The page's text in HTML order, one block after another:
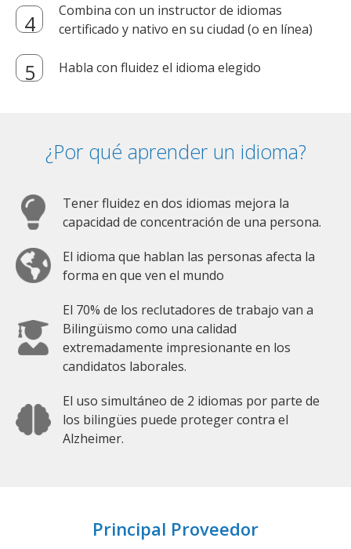
Combina con un instructor de idiomas
certificado y nativo en su ciudad (o en línea)
Habla con fluidez el idioma elegido
¿Por qué aprender un idioma?
Tener fluidez en dos idiomas mejora la
capacidad de concentración de una persona.
El idioma que hablan las personas afecta la
forma en que ven el mundo
El 70% de los reclutadores de trabajo van a
Bilingüismo como una calidad
extremadamente impresionante en los
candidatos laborales.
El uso simultáneo de 2 idiomas por parte de
los bilingües puede proteger contra el
Alzheimer.
Principal Proveedor